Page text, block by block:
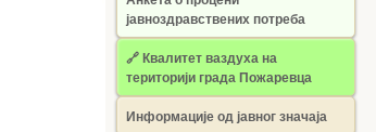
јавноздравствених потреба
🔗 Квалитет ваздуха на
територији града Пожаревца
Информације од јавног значаја